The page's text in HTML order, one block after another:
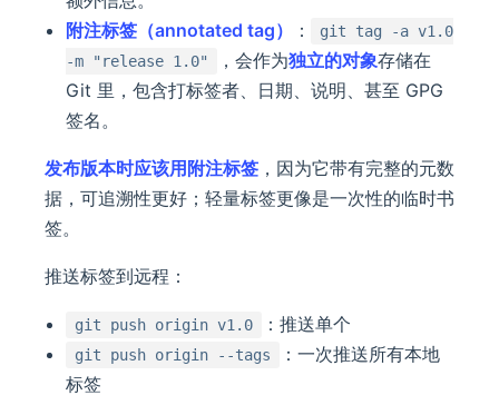
附注标签（annotated tag）
：
git tag -a v1.0
-m "release 1.0"
，会作为独立的对象存储在
Git 里，包含打标签者、日期、说明、甚至 GPG
签名。
发布版本时应该用附注标签 ，因为它带有完整的元数
据，可追溯性更好；轻量标签更像是一次性的临时书
签。
推送标签到远程：
git push origin v1.0 ：推送单个
git push origin --tags
：一次推送所有本地
标签